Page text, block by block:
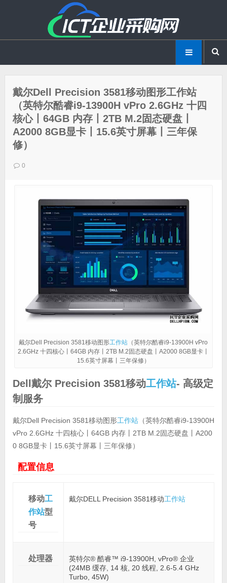
戴尔Dell Precision 3581移动图形工作站
（英特尔酷睿i9-13900H vPro 2.6GHz 十四
核心丨64GB 内存丨2TB M.2固态硬盘丨
A2000 8GB显卡丨15.6英寸屏幕丨三年保
修）
0
戴尔Dell Precision 3581移动图形工作站 （英特尔酷睿i9-13900H vPro
2.6GHz 十四核心丨64GB 内存丨2TB M.2固态硬盘丨A2000 8GB显卡丨
15.6英寸屏幕丨三年保修）
Dell戴尔 Precision 3581移动工作站- 高级定
制服务
戴尔Dell Precision 3581移动图形工作站（英特尔酷睿i9-13900H
vPro 2.6GHz 十四核心丨64GB 内存丨2TB M.2固态硬盘丨A200
0 8GB显卡丨15.6英寸屏幕丨三年保修）
配置信息
移动工
作站型
号
戴尔DELL Precision 3581移动工作站
处理器
英特尔® 酷睿™ i9-13900H, vPro® 企业
(24MB 缓存, 14 核, 20 线程, 2.6-5.4 GHz
Turbo, 45W)